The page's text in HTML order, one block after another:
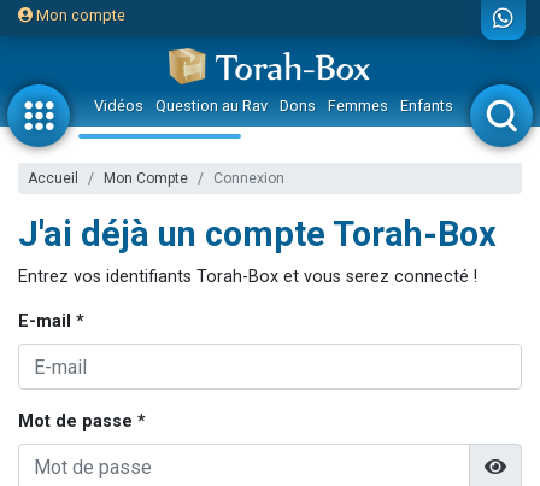
Mon compte
Vidéos Question au Rav Dons Femmes Enfants Etude sur
Accueil Mon Compte Connexion
J'ai déjà un compte Torah-Box
Entrez vos identifiants Torah-Box et vous serez connecté !
E-mail *
Mot de passe *